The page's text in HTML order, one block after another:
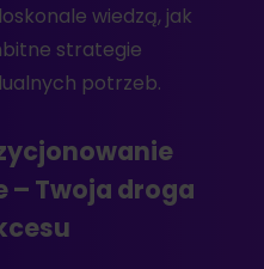
wiedzą, jak
strategie
potrzeb.
– Twoja droga